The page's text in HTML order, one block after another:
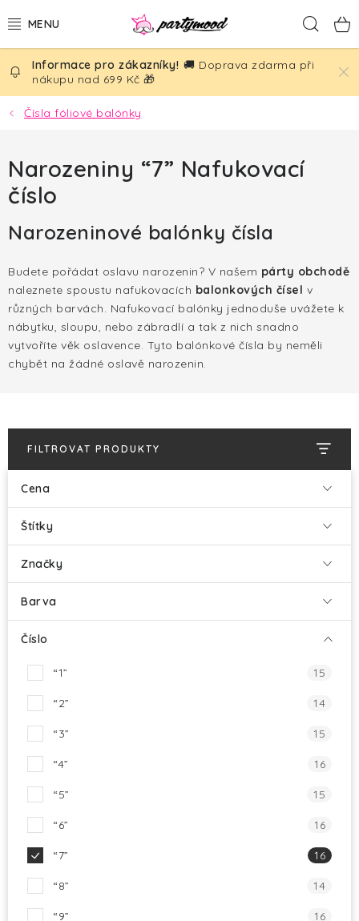
na
BALÓNKY
PÁRTY DEKORACE
TÉMATA
NAROZENINY
SVATBA
AKČNÍ CENY!
HALLOWEEN
VÁNOCE
Kontakt
🚚 Doprava zdarma při
nákupu nad 699 Kč 🎁
Čísla fóliové balónky
Narozeniny “7” Nafukovací
číslo
Narozeninové balónky čísla
Budete pořádat oslavu narozenin? V našem párty obchodě
naleznete spoustu nafukovacích balonkových čísel v
různých barvách. Nafukovací balónky jednoduše uvážete k
nábytku, sloupu, nebo zábradlí a tak z nich snadno
vytvoříte věk oslavence. Tyto balónkové čísla by neměli
chybět na žádné oslavě narozenin.
FILTROVAT PRODUKTY
Cena
Štítky
Značky
Barva
Číslo
“1” 15
“2” 14
“3” 15
“4” 16
“5” 15
“6” 16
“7” 16
“8” 14
“9” 16